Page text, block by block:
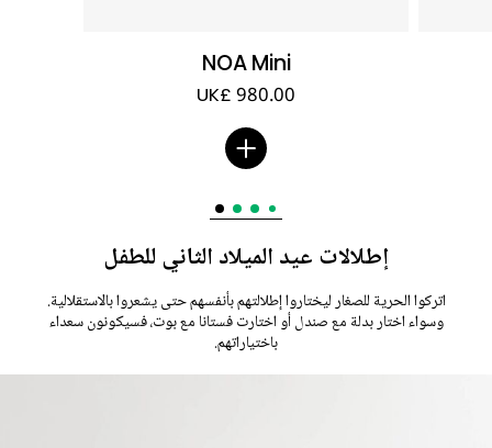
NOA Mini
UK£ 980.00
إطلالات عيد الميلاد الثاني للطفل
اتركوا الحرية للصغار ليختاروا إطلالتهم بأنفسهم حتى يشعروا بالاستقلالية.
وسواء اختار بدلة مع صندل أو اختارت فستانا مع بوت، فسيكونون سعداء
باختياراتهم.